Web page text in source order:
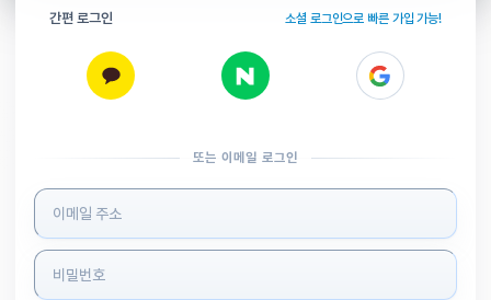
간편 로그인 소셜 로그인으로 빠른 가입 가능!
또는 이메일 로그인
로그인 정보 입력